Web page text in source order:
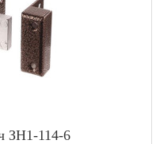
ЗН1-114-6